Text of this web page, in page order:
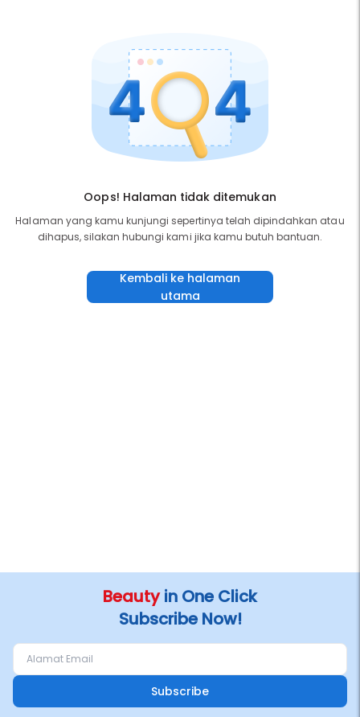
Oops! Halaman tidak ditemukan
Halaman yang kamu kunjungi sepertinya telah dipindahkan atau
dihapus, silakan hubungi kami jika kamu butuh bantuan.
Kembali ke halaman
utama
Beautyin One Click
Subscribe Now!
Subscribe